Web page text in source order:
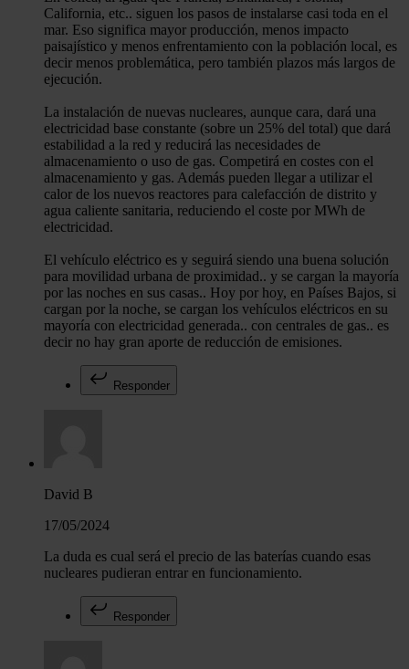
California, etc.. siguen los pasos de instalarse casi toda en el
mar. Eso significa mayor producción, menos impacto
paisajístico y menos enfrentamiento con la población local, es
decir menos problemática, pero también plazos más largos de
ejecución.
La instalación de nuevas nucleares, aunque cara, dará una
electricidad base constante (sobre un 25% del total) que dará
estabilidad a la red y reducirá las necesidades de
almacenamiento o uso de gas. Competirá en costes con el
almacenamiento y gas. Además pueden llegar a utilizar el
calor de los nuevos reactores para calefacción de distrito y
agua caliente sanitaria, reduciendo el coste por MWh de
electricidad.
El vehículo eléctrico es y seguirá siendo una buena solución
para movilidad urbana de proximidad.. y se cargan la mayoría
por las noches en sus casas.. Hoy por hoy, en Países Bajos, si
cargan por la noche, se cargan los vehículos eléctricos en su
mayoría con electricidad generada.. con centrales de gas.. es
decir no hay gran aporte de reducción de emisiones.
Responder
David B
17/05/2024
La duda es cual será el precio de las baterías cuando esas
nucleares pudieran entrar en funcionamiento.
Responder